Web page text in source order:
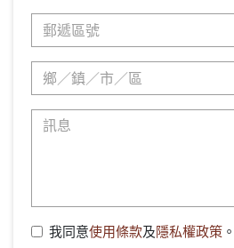
我同意使用條款及隱私權政策 。